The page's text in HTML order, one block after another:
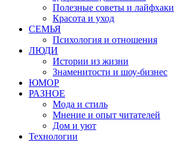
Полезные советы и лайфхаки
Красота и уход
СЕМЬЯ
Психология и отношения
ЛЮДИ
Истории из жизни
Знаменитости и шоу-бизнес
ЮМОР
РАЗНОЕ
Мода и стиль
Мнение и опыт читателей
Дом и уют
Технологии